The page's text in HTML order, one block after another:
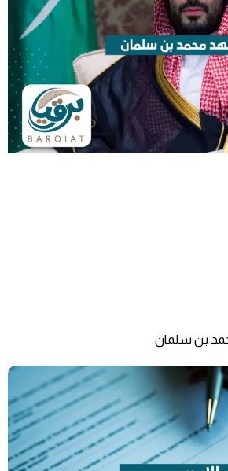
بن سلمان